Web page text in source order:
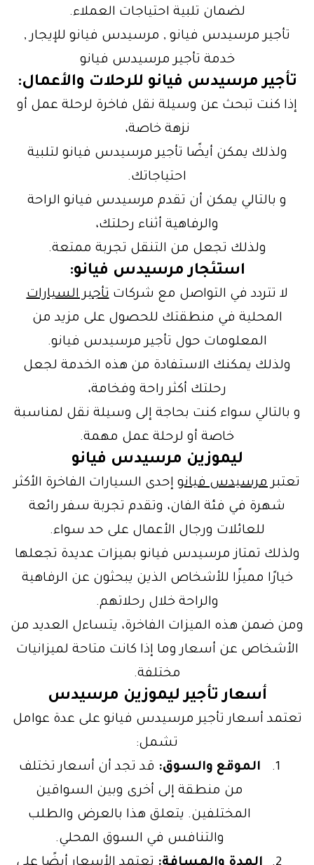
لضمان تلبية احتياجات العملاء.
تأجير مرسيدس فيانو , مرسيدس فيانو للإيجار ,
خدمة تأجير مرسيدس فيانو
تأجير مرسيدس فيانو للرحلات والأعمال:
إذا كنت تبحث عن وسيلة نقل فاخرة لرحلة عمل أو
نزهة خاصة،
ولذلك يمكن أيضًا تأجير مرسيدس فيانو لتلبية
احتياجاتك.
و بالتالي يمكن أن تقدم مرسيدس فيانو الراحة
والرفاهية أثناء رحلتك،
ولذلك تجعل من التنقل تجربة ممتعة.
استئجار مرسيدس فيانو:
لا تتردد في التواصل مع شركاتتأجير السيارات
المحلية في منطقتك للحصول على مزيد من
المعلومات حول تأجير مرسيدس فيانو.
ولذلك يمكنك الاستفادة من هذه الخدمة لجعل
رحلتك أكثر راحة وفخامة،
و بالتالي سواء كنت بحاجة إلى وسيلة نقل لمناسبة
خاصة أو لرحلة عمل مهمة.
ليموزين مرسيدس فيانو
تعتبر مرسيدس فيانو إحدى السيارات الفاخرة الأكثر
شهرة في فئة الفان، وتقدم تجربة سفر رائعة
للعائلات ورجال الأعمال على حد سواء.
ولذلك تمتاز مرسيدس فيانو بميزات عديدة تجعلها
خيارًا مميزًا للأشخاص الذين يبحثون عن الرفاهية
والراحة خلال رحلاتهم.
ومن ضمن هذه الميزات الفاخرة، يتساءل العديد من
الأشخاص عن أسعار وما إذا كانت متاحة لميزانيات
مختلفة.
أسعار تأجير ليموزين مرسيدس
تعتمد أسعار تأجير مرسيدس فيانو على عدة عوامل
تشمل:
الموقع والسوق: قد تجد أن أسعار تختلف
من منطقة إلى أخرى وبين السواقين
المختلفين. يتعلق هذا بالعرض والطلب
والتنافس في السوق المحلي.